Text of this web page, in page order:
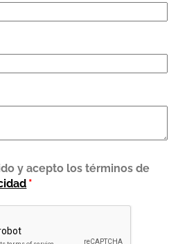
y acepto los términos de
*